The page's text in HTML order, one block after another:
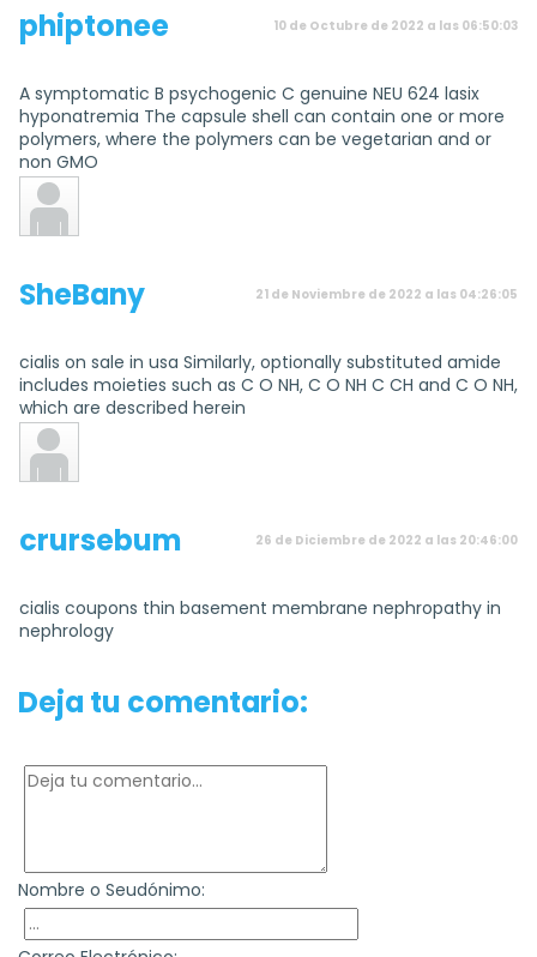
phiptonee 10 de Octubre de 2022 a las 06:50:03
A symptomatic B psychogenic C genuine NEU 624 lasix
hyponatremia The capsule shell can contain one or more
polymers, where the polymers can be vegetarian and or
non GMO
SheBany 21 de Noviembre de 2022 a las 04:26:05
cialis on sale in usa Similarly, optionally substituted amide
includes moieties such as C O NH, C O NH C CH and C O NH,
which are described herein
crursebum 26 de Diciembre de 2022 a las 20:46:00
cialis coupons thin basement membrane nephropathy in
nephrology
Deja tu comentario:
Nombre o Seudónimo: